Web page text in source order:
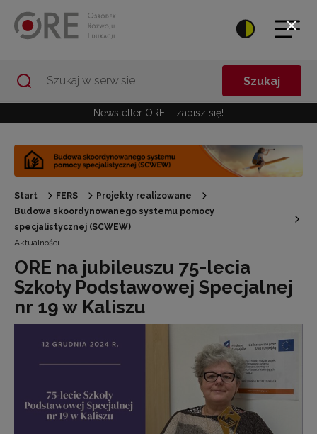
Szukaj
Newsletter ORE – zapisz się!
Start FERS
Projekty realizowane
Budowa skoordynowanego systemu pomocy
specjalistycznej (SCWEW)
Aktualności
ORE na jubileuszu 75-lecia
Szkoły Podstawowej Specjalnej
nr 19 w Kaliszu